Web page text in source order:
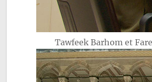
Tawfeek Barhom et